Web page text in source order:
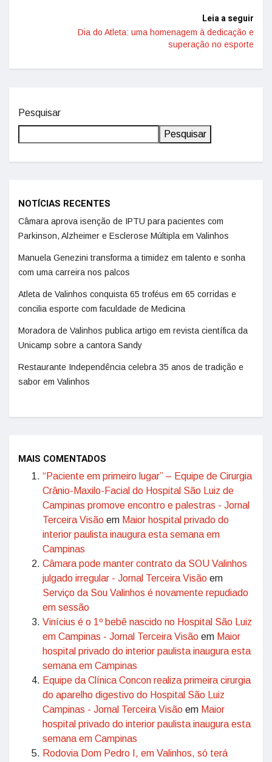
Leia a seguir
Dia do Atleta: uma homenagem à dedicação e
superação no esporte
Pesquisar
Pesquisar
NOTÍCIAS RECENTES
Câmara aprova isenção de IPTU para pacientes com
Parkinson, Alzheimer e Esclerose Múltipla em Valinhos
Manuela Genezini transforma a timidez em talento e sonha
com uma carreira nos palcos
Atleta de Valinhos conquista 65 troféus em 65 corridas e
concilia esporte com faculdade de Medicina
Moradora de Valinhos publica artigo em revista científica da
Unicamp sobre a cantora Sandy
Restaurante Independência celebra 35 anos de tradição e
sabor em Valinhos
MAIS COMENTADOS
“Paciente em primeiro lugar” – Equipe de Cirurgia
Crânio-Maxilo-Facial do Hospital São Luiz de
Campinas promove encontro e palestras - Jornal
Terceira Visão em Maior hospital privado do
interior paulista inaugura esta semana em
Campinas
Câmara pode manter contrato da SOU Valinhos
julgado irregular - Jornal Terceira Visão em
Serviço da Sou Valinhos é novamente repudiado
em sessão
Vinícius é o 1º bebê nascido no Hospital São Luiz
em Campinas - Jornal Terceira Visão em Maior
hospital privado do interior paulista inaugura esta
semana em Campinas
Equipe da Clínica Concon realiza primeira cirurgia
do aparelho digestivo do Hospital São Luiz
Campinas - Jornal Terceira Visão em Maior
hospital privado do interior paulista inaugura esta
semana em Campinas
Rodovia Dom Pedro I, em Valinhos, só terá